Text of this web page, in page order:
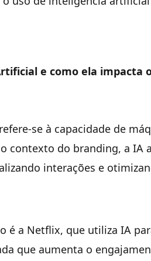
e como ela impacta
se à capacidade de
contexto do branding, a
interações e
é a Netflix, que utiliza IA
que aumenta o